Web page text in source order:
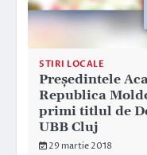
STIRI LOCALE
Președintele
Republica
primi titlul de
UBB Cluj
29 martie 2018